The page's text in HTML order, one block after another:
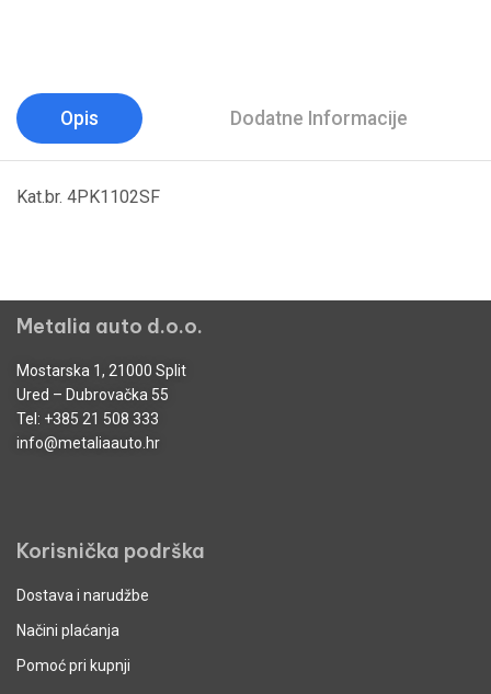
Opis Dodatne Informacije
Kat.br. 4PK1102SF
Metalia auto d.o.o.
Mostarska 1, 21000 Split
Ured – Dubrovačka 55
Tel: +385 21 508 333
info@metaliaauto.hr
Korisnička podrška
Dostava i narudžbe
Načini plaćanja
Pomoć pri kupnji